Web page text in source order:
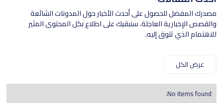
مصدرك المفضل للحصول على أحدث الأخبار حول المدونات الشائعة
والقصص الإخبارية العاجلة. سنبقيك على اطلاع بكل المحتوى المثير
للاهتمام الذي تتوق إليه.
عرض الكل
No items found.